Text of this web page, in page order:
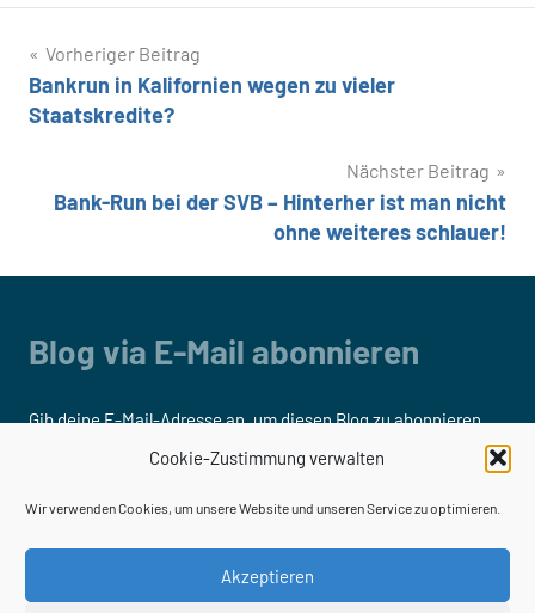
Cookie-Zustimmung verwalten
Wir verwenden Cookies, um unsere Website und unseren Service zu optimieren.
Akzeptieren
Beitragsnavigation
Vorheriger Beitrag
Bankrun in Kalifornien wegen zu vieler
Staatskredite?
Nächster Beitrag
Bank-Run bei der SVB – Hinterher ist man nicht
ohne weiteres schlauer!
Blog via E-Mail abonnieren
Gib deine E-Mail-Adresse an, um diesen Blog zu abonnieren
und Benachrichtigungen über neue Beiträge via E-Mail zu
Adresse